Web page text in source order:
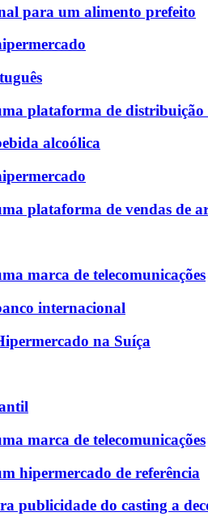
para um alimento prefeito
plataforma de distribuição
alcoólica
plataforma de vendas de
marca de telecomunicações
internacional
na Suíça
marca de telecomunicações
hipermercado de referência
publicidade do casting a